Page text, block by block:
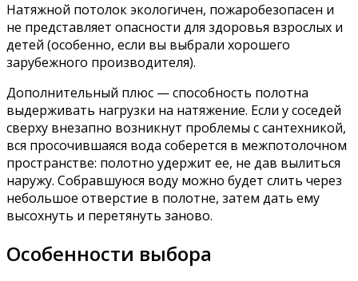
Натяжной потолок экологичен, пожаробезопасен и
не представляет опасности для здоровья взрослых и
детей (особенно, если вы выбрали хорошего
зарубежного производителя).
Дополнительный плюс — способность полотна
выдерживать нагрузки на натяжение. Если у соседей
сверху внезапно возникнут проблемы с сантехникой,
вся просочившаяся вода соберется в межпотолочном
пространстве: полотно удержит ее, не дав вылиться
наружу. Собравшуюся воду можно будет слить через
небольшое отверстие в полотне, затем дать ему
высохнуть и перетянуть заново.
Особенности выбора